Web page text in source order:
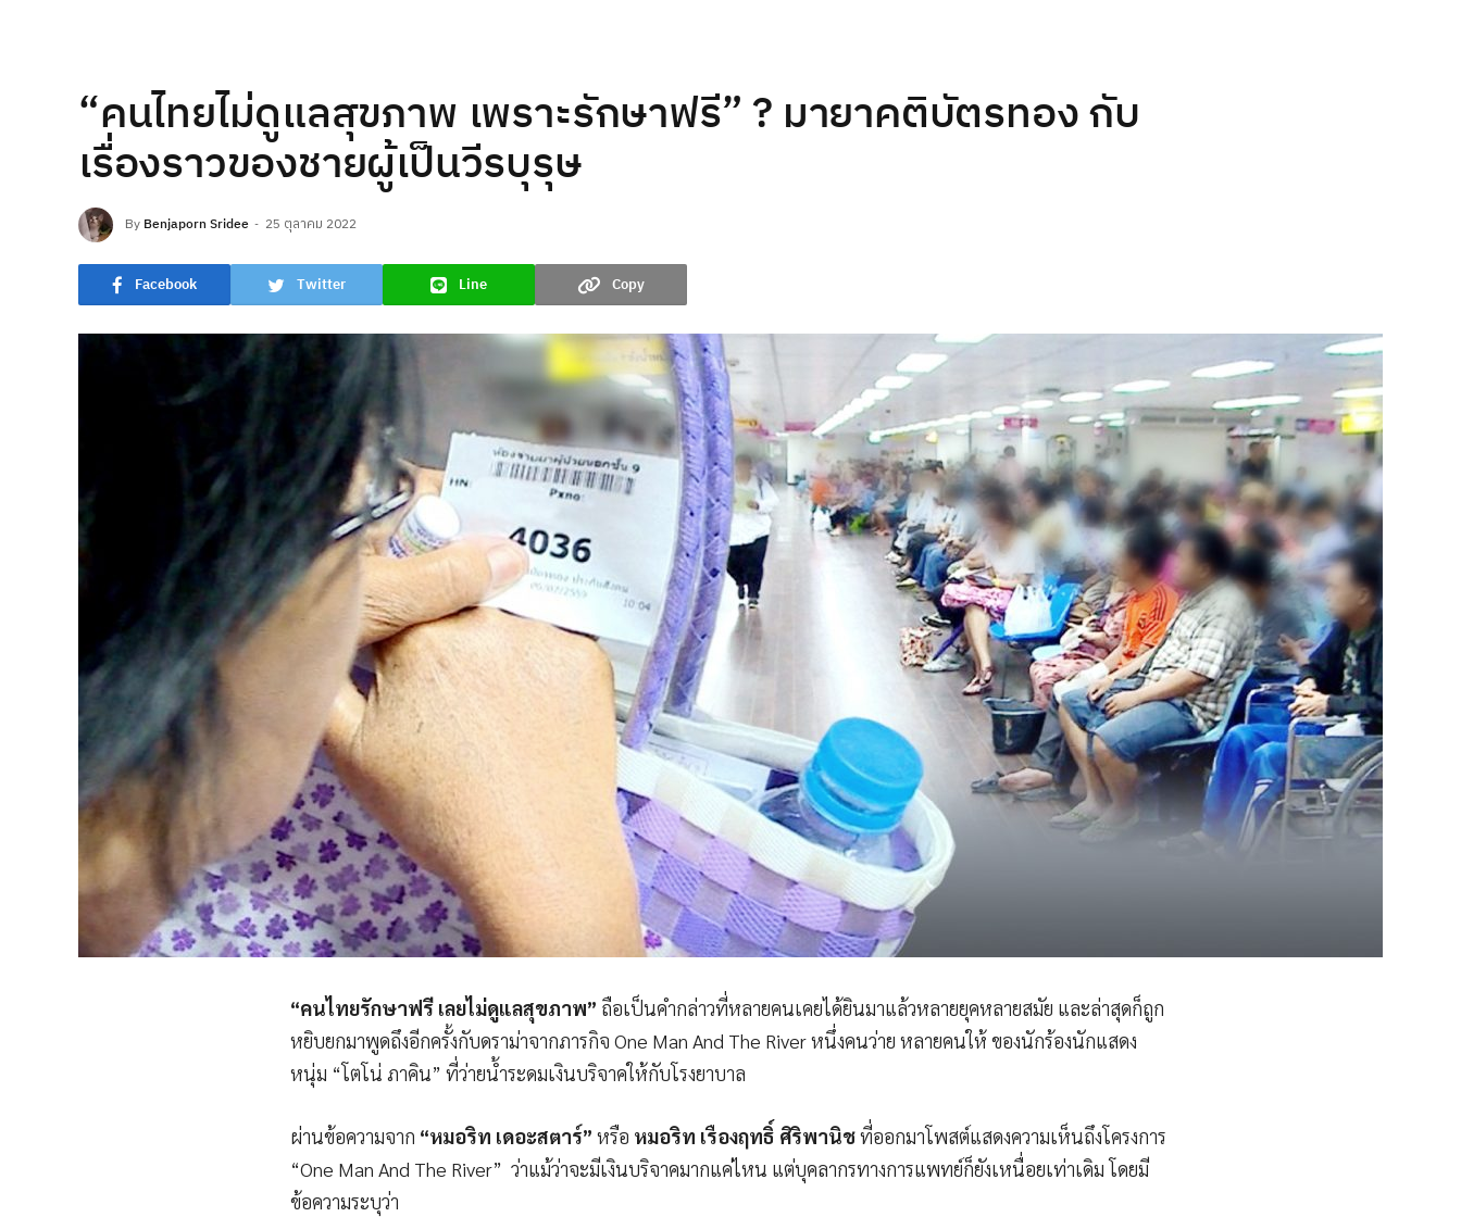
“คนไทยไม่ดูแลสุขภาพ เพราะรักษาฟรี” ? มายาคติบัตรทอง กับ
เรื่องราวของชายผู้เป็นวีรบุรุษ
By Benjaporn Sridee 25 ตุลาคม 2022
Facebook Twitter Line Copy
“คนไทยรักษาฟรี เลยไม่ดูแลสุขภาพ” ถือเป็นคำกล่าวที่หลายคนเคยได้ยินมาแล้วหลายยุคหลายสมัย และล่าสุดก็ถูก
หยิบยกมาพูดถึงอีกครั้งกับดราม่าจากภารกิจ One Man And The River หนึ่งคนว่าย หลายคนให้ ของนักร้องนักแสดง
หนุ่ม “โตโน่ ภาคิน” ที่ว่ายน้ำระดมเงินบริจาคให้กับโรงยาบาล
ผ่านข้อความจาก “หมอริท เดอะสตาร์” หรือ หมอริท เรืองฤทธิ์ ศิริพานิชที่ออกมาโพสต์แสดงความเห็นถึงโครงการ
“One Man And The River” ว่าแม้ว่าจะมีเงินบริจาคมากแค่ไหน แต่บุคลากรทางการแพทย์ก็ยังเหนื่อยเท่าเดิม โดยมี
ข้อความระบุว่า